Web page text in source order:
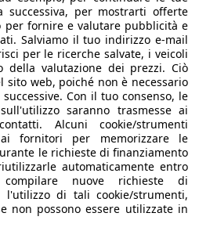
il mercato auto europeo.
successiva, per mostrarti offerte
per fornire e valutare pubblicità e
Salviamo il tuo indirizzo e-mail
per le ricerche salvate, i veicoli
della valutazione dei prezzi. Ciò
sito web, poiché non è necessario
Con il tuo consenso, le
saranno trasmesse ai
Alcuni cookie/strumenti
fornitori per memorizzare le
le richieste di finanziamento
automaticamente entro
nuove richieste di
l'utilizzo di tali cookie/strumenti,
non possono essere utilizzate in